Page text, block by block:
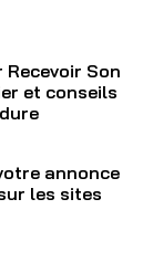
Recevoir Son
et conseils
annonce
les sites